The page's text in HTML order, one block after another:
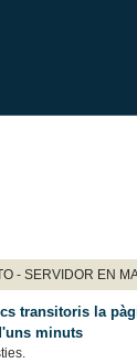
- SERVIDOR EN
transitoris la
minuts